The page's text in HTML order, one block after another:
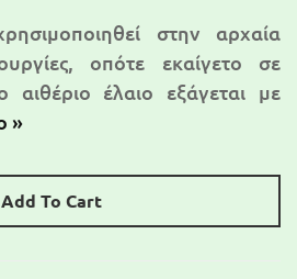
στην αρχαία
οπότε εκαίγετο σε
αιθέριο έλαιο εξάγεται με
»
Add To Cart